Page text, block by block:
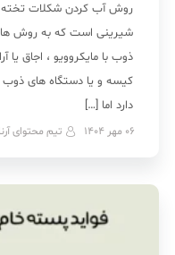
روش آب کردن شکلات تخته
شیرینی است که به روش
ذوب با مایکروویو ، اجاق یا
کیسه و یا دستگاه های
دارد اما […]
06 مهر 1404 تیم محتوای